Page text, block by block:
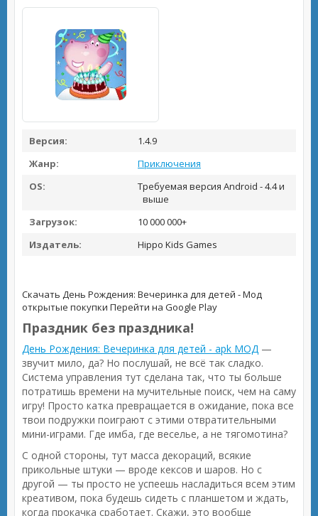
Версия:
1.4.9
Жанр:
Приключения
OS:
Требуемая версия Android - 4.4 и
выше
Загрузок:
10 000 000+
Издатель:
Hippo Kids Games
Скачать День Рождения: Вечеринка для детей - Мод
открытые покупки Перейти на Google Play
Праздник без праздника!
День Рождения: Вечеринка для детей - apk МОД —
звучит мило, да? Но послушай, не всё так сладко.
Система управления тут сделана так, что ты больше
потратишь времени на мучительные поиск, чем на саму
игру! Просто катка превращается в ожидание, пока все
твои подружки поиграют с этими отвратительными
мини-играми. Где имба, где веселье, а не тягомотина?
С одной стороны, тут масса декораций, всякие
прикольные штуки — вроде кексов и шаров. Но с
другой — ты просто не успеешь насладиться всем этим
креативом, пока будешь сидеть с планшетом и ждать,
когда прокачка сработает. Скажи, это вообще